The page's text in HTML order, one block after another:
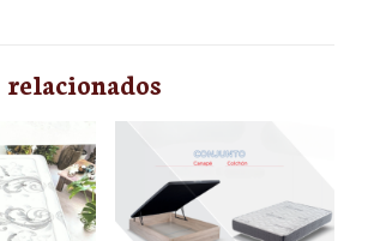
campos obligatorios están
*